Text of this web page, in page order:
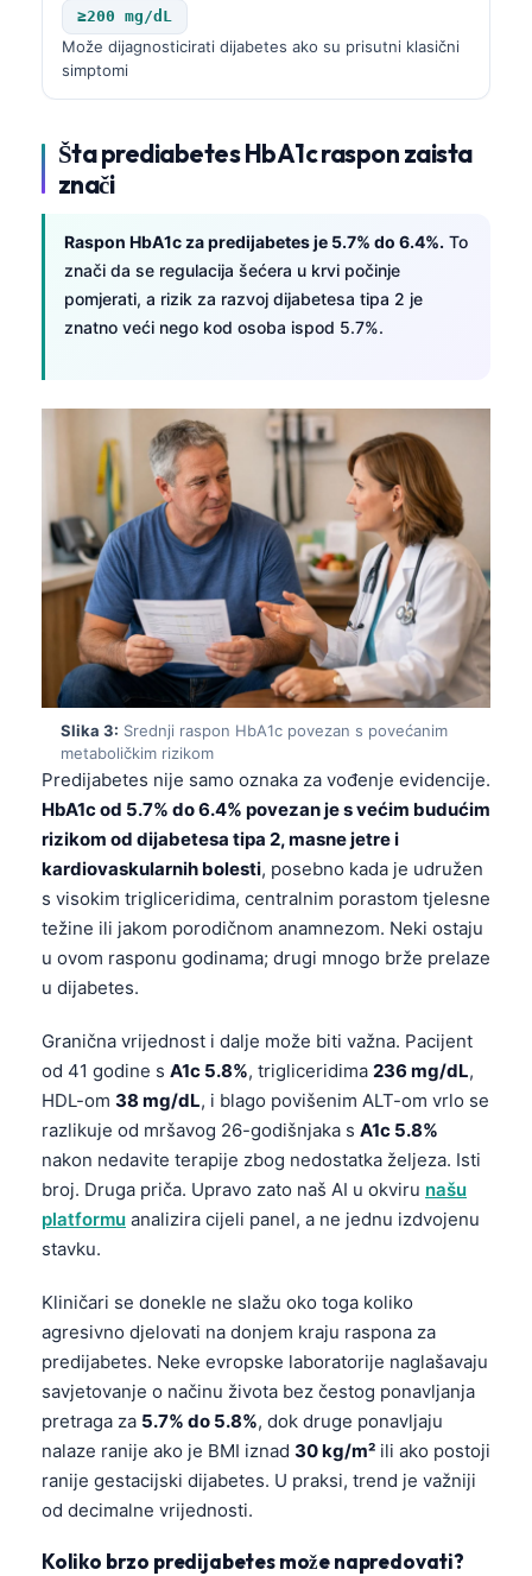
≥200 mg/dL
Može dijagnosticirati dijabetes ako su prisutni klasični
simptomi
Šta prediabetes HbA1c raspon zaista
znači
Raspon HbA1c za predijabetes je 5.7% do 6.4%. To
znači da se regulacija šećera u krvi počinje
pomjerati, a rizik za razvoj dijabetesa tipa 2 je
znatno veći nego kod osoba ispod 5.7%.
Slika 3: Srednji raspon HbA1c povezan s povećanim
metaboličkim rizikom
Predijabetes nije samo oznaka za vođenje evidencije.
HbA1c od 5.7% do 6.4% povezan je s većim budućim
rizikom od dijabetesa tipa 2, masne jetre i
kardiovaskularnih bolesti, posebno kada je udružen
s visokim trigliceridima, centralnim porastom tjelesne
težine ili jakom porodičnom anamnezom. Neki ostaju
u ovom rasponu godinama; drugi mnogo brže prelaze
u dijabetes.
Granična vrijednost i dalje može biti važna. Pacijent
od 41 godine s A1c 5.8%, trigliceridima 236 mg/dL,
HDL-om 38 mg/dL, i blago povišenim ALT-om vrlo se
razlikuje od mršavog 26-godišnjaka s A1c 5.8%
nakon nedavite terapije zbog nedostatka željeza. Isti
broj. Druga priča. Upravo zato naš AI u okviru našu
platformu analizira cijeli panel, a ne jednu izdvojenu
stavku.
Kliničari se donekle ne slažu oko toga koliko
agresivno djelovati na donjem kraju raspona za
predijabetes. Neke evropske laboratorije naglašavaju
savjetovanje o načinu života bez čestog ponavljanja
pretraga za 5.7% do 5.8%, dok druge ponavljaju
nalaze ranije ako je BMI iznad 30 kg/m² ili ako postoji
ranije gestacijski dijabetes. U praksi, trend je važniji
od decimalne vrijednosti.
Koliko brzo predijabetes može napredovati?